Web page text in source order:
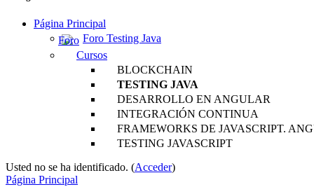
Página Principal
Foro Testing Java
Cursos
BLOCKCHAIN
TESTING JAVA
DESARROLLO EN ANGULAR
INTEGRACIÓN CONTINUA
FRAMEWORKS DE JAVASCRIPT.
TESTING JAVASCRIPT
Usted no se ha identificado. (Acceder)
Página Principal